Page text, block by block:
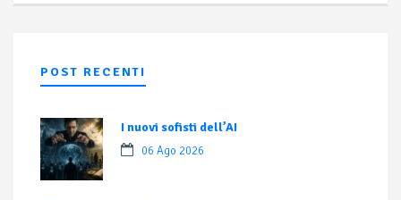
POST RECENTI
I nuovi sofisti dell’AI
06 Ago 2026